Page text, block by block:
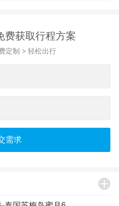
费获取行程方案
定制 > 轻松出行
需求
